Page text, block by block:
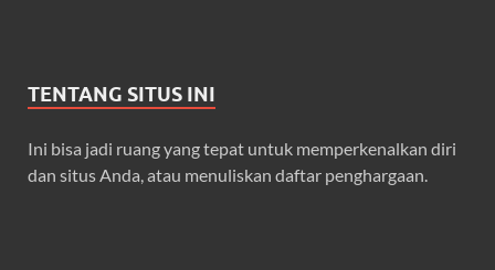
TENTANG SITUS INI
Ini bisa jadi ruang yang tepat untuk memperkenalkan diri
dan situs Anda, atau menuliskan daftar penghargaan.